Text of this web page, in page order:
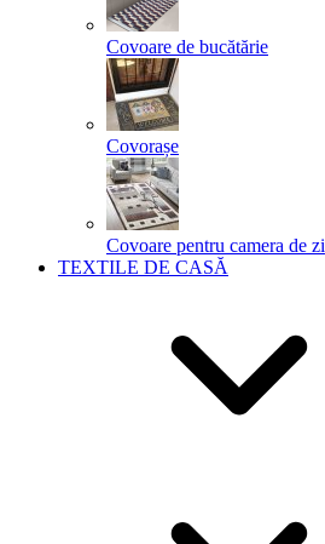
Covoare de bucătărie
Covorașe
Covoare pentru camera de zi
TEXTILE DE CASĂ